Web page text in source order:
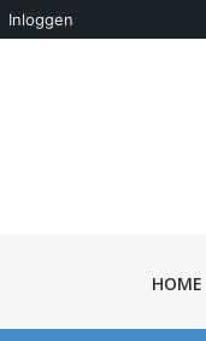
Inloggen
HOME